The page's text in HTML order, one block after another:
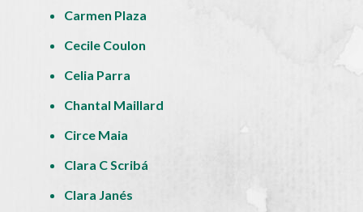
Carmen Plaza
Cecile Coulon
Celia Parra
Chantal Maillard
Circe Maia
Clara C Scribá
Clara Janés